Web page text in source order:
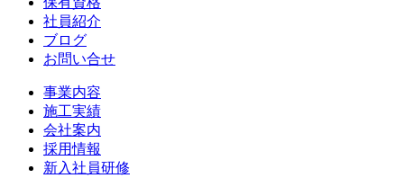
社員紹介
ブログ
お問い合せ
事業内容
施工実績
会社案内
採用情報
新入社員研修